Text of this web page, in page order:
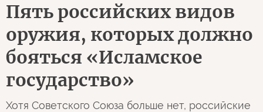
Пять российских видов
оружия, которых должно
бояться «Исламское
государство»
Хотя Советского Союза больше нет, российские